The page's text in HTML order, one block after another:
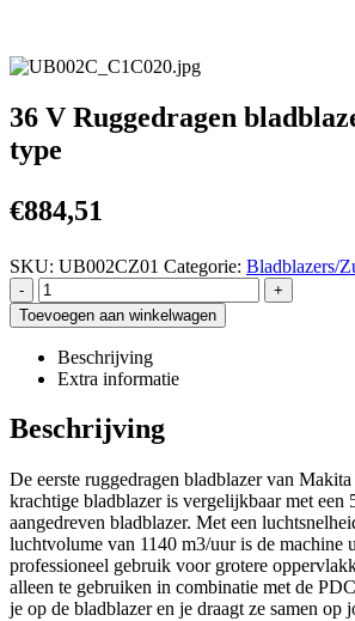
36 V Ruggedragen
type
€884,51
SKU: UB002CZ01 Categorie: Bladblazers/
-
+
Toevoegen aan winkelwagen
Beschrijving
Extra informatie
Beschrijving
De eerste ruggedragen bladblazer van
krachtige bladblazer is vergelijkbaar met een
aangedreven bladblazer. Met een
luchtvolume van 1140 m3/uur is de machine
professioneel gebruik voor grotere
alleen te gebruiken in combinatie met de
je op de bladblazer en je draagt ze samen op